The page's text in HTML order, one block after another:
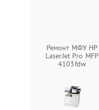
Ремонт МФУ HP
LaserJet Pro MFP
4103fdw